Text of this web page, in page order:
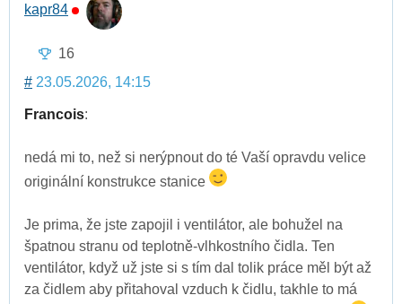
kapr84
16
# 23.05.2026, 14:15
Francois:
nedá mi to, než si nerýpnout do té Vaší opravdu velice
originální konstrukce stanice
Je prima, že jste zapojil i ventilátor, ale bohužel na
špatnou stranu od teplotně-vlhkostního čidla. Ten
ventilátor, když už jste si s tím dal tolik práce měl být až
za čidlem aby přitahoval vzduch k čidlu, takhle to má